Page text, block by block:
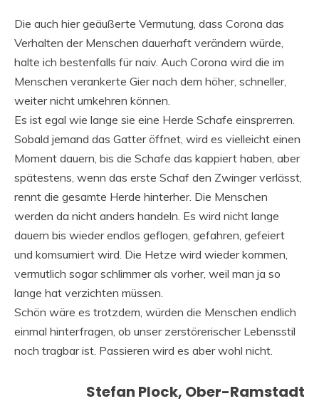
Die auch hier geäußerte Vermutung, dass Corona das
Verhalten der Menschen dauerhaft verändern würde,
halte ich bestenfalls für naiv. Auch Corona wird die im
Menschen verankerte Gier nach dem höher, schneller,
weiter nicht umkehren können.
Es ist egal wie lange sie eine Herde Schafe einsprerren.
Sobald jemand das Gatter öffnet, wird es vielleicht einen
Moment dauern, bis die Schafe das kappiert haben, aber
spätestens, wenn das erste Schaf den Zwinger verlässt,
rennt die gesamte Herde hinterher. Die Menschen
werden da nicht anders handeln. Es wird nicht lange
dauern bis wieder endlos geflogen, gefahren, gefeiert
und komsumiert wird. Die Hetze wird wieder kommen,
vermutlich sogar schlimmer als vorher, weil man ja so
lange hat verzichten müssen.
Schön wäre es trotzdem, würden die Menschen endlich
einmal hinterfragen, ob unser zerstörerischer Lebensstil
noch tragbar ist. Passieren wird es aber wohl nicht.
Stefan Plock, Ober-Ramstadt